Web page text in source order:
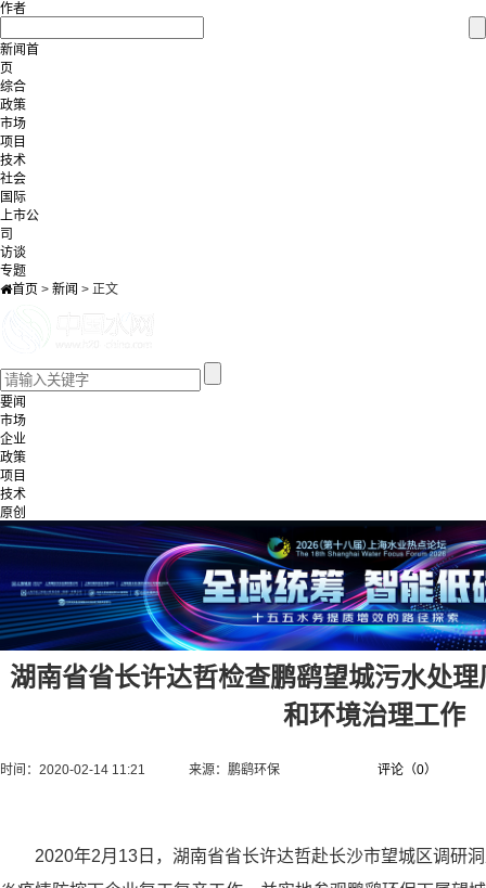
作者
新闻首
页
综合
政策
市场
项目
技术
社会
国际
上市公
司
访谈
专题
首页 > 新闻 > 正文
要闻
市场
企业
政策
项目
技术
原创
湖南省省长许达哲检查鹏鹞望城污水处
和环境治理工作
时间：2020-02-14 11:21 来源： 鹏鹞环保 评论（0）
2020年2月13日，湖南省省长许达哲赴长沙市望城区调研